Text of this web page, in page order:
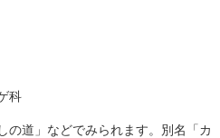
科
の道」などでみられます。別名「カ